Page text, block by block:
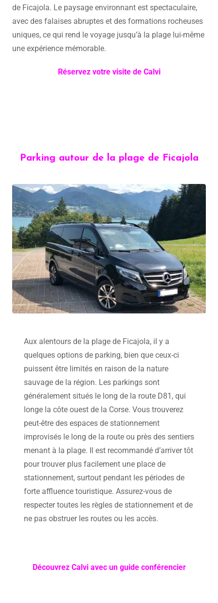
de Ficajola. Le paysage environnant est spectaculaire,
avec des falaises abruptes et des formations rocheuses
uniques, ce qui rend le voyage jusqu’à la plage lui-même
une expérience mémorable.
Réservez votre visite de Calvi
Parking autour de la plage de Ficajola
Aux alentours de la plage de Ficajola, il y a
quelques options de parking, bien que ceux-ci
puissent être limités en raison de la nature
sauvage de la région. Les parkings sont
généralement situés le long de la route D81, qui
longe la côte ouest de la Corse. Vous trouverez
peut-être des espaces de stationnement
improvisés le long de la route ou près des sentiers
menant à la plage. Il est recommandé d’arriver tôt
pour trouver plus facilement une place de
stationnement, surtout pendant les périodes de
forte affluence touristique. Assurez-vous de
respecter toutes les règles de stationnement et de
ne pas obstruer les routes ou les accès.
Découvrez Calvi avec un guide conférencier